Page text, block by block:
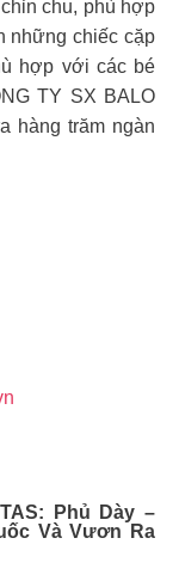
chu, phù hợp
những chiếc cặp
hợp với các bé
TY SX BALO
hàng trăm ngàn
Phủ Dày –
Và Vươn Ra